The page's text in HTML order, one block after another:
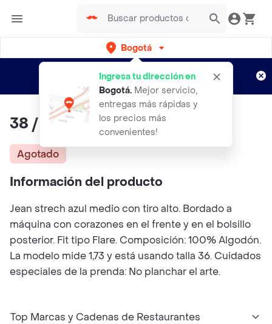
Bogotá
Ingresa tu dirección en
Bogotá. Mejor servicio,
entregas más rápidas y
los precios más
convenientes!
envíos gratis por semanas
Aplican TyC
38 / Jean Corazones
Agotado
Información del producto
Jean strech azul medio con tiro alto. Bordado a
máquina con corazones en el frente y en el bolsillo
posterior. Fit tipo Flare. Composición: 100% Algodón.
La modelo mide 1,73 y está usando talla 36. Cuidados
especiales de la prenda: No planchar el arte.
Top Marcas y Cadenas de Restaurantes